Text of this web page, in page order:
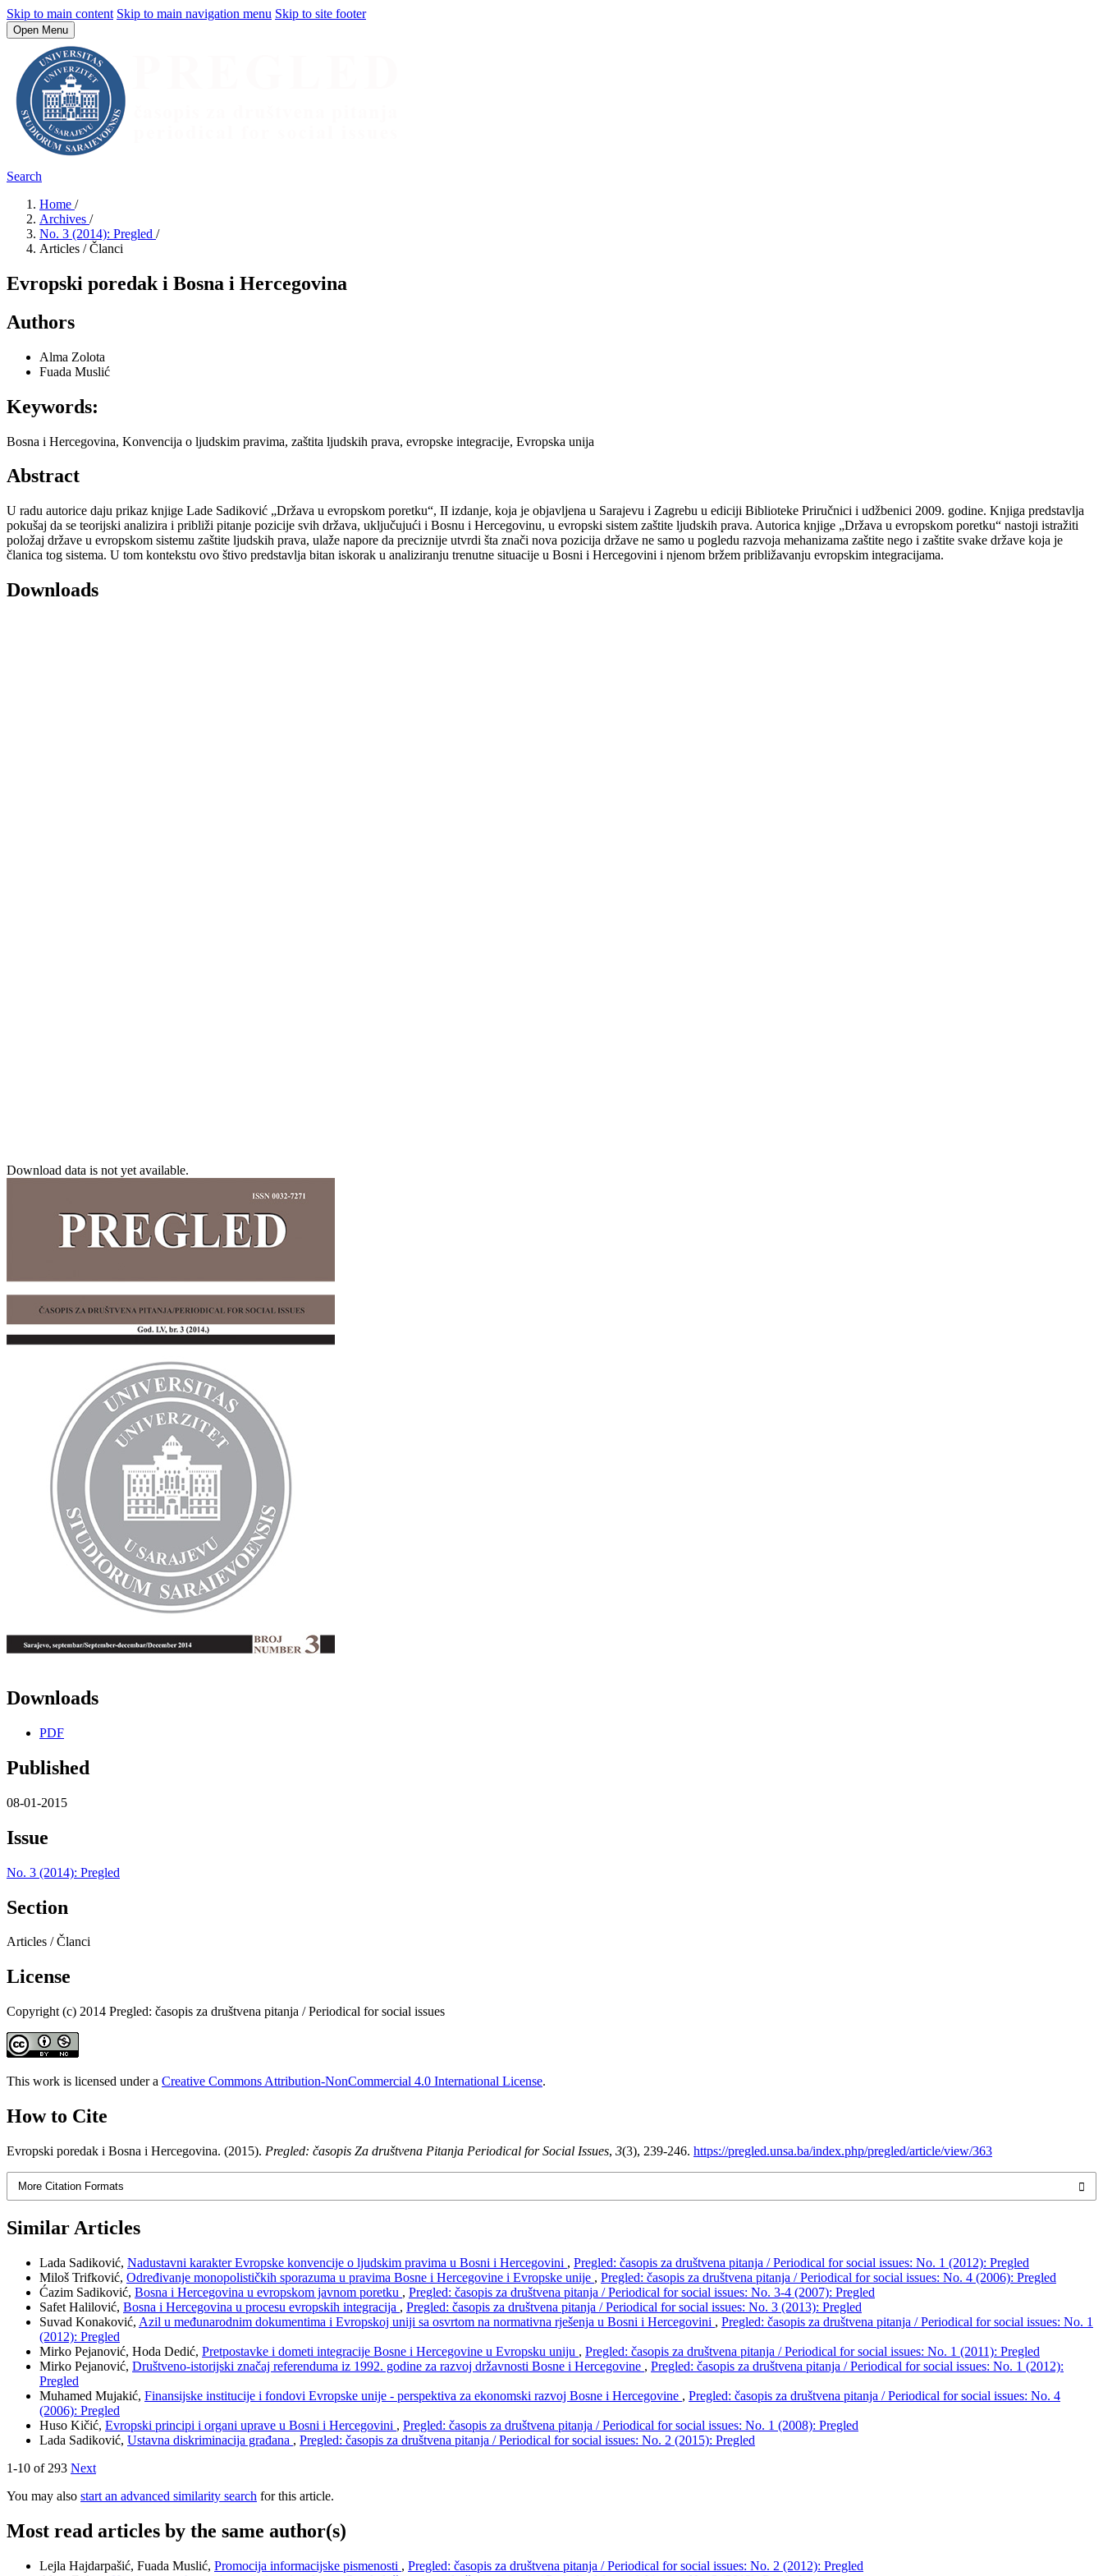
Skip to main content Skip to main navigation menu Skip to site footer
Open Menu
Search
Home /
Archives /
No. 3 (2014): Pregled /
Articles / Članci
Evropski poredak i Bosna i Hercegovina
Authors
Alma Zolota
Fuada Muslić
Keywords:
Bosna i Hercegovina, Konvencija o ljudskim pravima, zaštita ljudskih prava, evropske integracije, Evropska unija
Abstract
U radu autorice daju prikaz knjige Lade Sadiković „Država u evropskom poretku“, II izdanje, koja je objavljena u Sarajevu i Zagrebu u ediciji Biblioteke Priručnici i udžbenici 2009. godine. Knjiga predstavlja
pokušaj da se teorijski analizira i približi pitanje pozicije svih država, uključujući i Bosnu i Hercegovinu, u evropski sistem zaštite ljudskih prava. Autorica knjige „Država u evropskom poretku“ nastoji istražiti
položaj države u evropskom sistemu zaštite ljudskih prava, ulaže napore da preciznije utvrdi šta znači nova pozicija države ne samo u pogledu razvoja mehanizama zaštite nego i zaštite svake države koja je
članica tog sistema. U tom kontekstu ovo štivo predstavlja bitan iskorak u analiziranju trenutne situacije u Bosni i Hercegovini i njenom bržem približavanju evropskim integracijama.
Downloads
Download data is not yet available.
Downloads
PDF
Published
08-01-2015
Issue
No. 3 (2014): Pregled
Section
Articles / Članci
License
Copyright (c) 2014 Pregled: časopis za društvena pitanja / Periodical for social issues
This work is licensed under a Creative Commons Attribution-NonCommercial 4.0 International License.
How to Cite
Evropski poredak i Bosna i Hercegovina. (2015). Pregled: časopis Za društvena Pitanja Periodical for Social Issues, 3(3), 239-246. https://pregled.unsa.ba/index.php/pregled/article/view/363
More Citation Formats
Similar Articles
Lada Sadiković, Nadustavni karakter Evropske konvencije o ljudskim pravima u Bosni i Hercegovini , Pregled: časopis za društvena pitanja / Periodical for social issues: No. 1 (2012): Pregled
Miloš Trifković, Određivanje monopolističkih sporazuma u pravima Bosne i Hercegovine i Evropske unije , Pregled: časopis za društvena pitanja / Periodical for social issues: No. 4 (2006): Pregled
Ćazim Sadiković, Bosna i Hercegovina u evropskom javnom poretku , Pregled: časopis za društvena pitanja / Periodical for social issues: No. 3-4 (2007): Pregled
Safet Halilović, Bosna i Hercegovina u procesu evropskih integracija , Pregled: časopis za društvena pitanja / Periodical for social issues: No. 3 (2013): Pregled
Suvad Konaković, Azil u međunarodnim dokumentima i Evropskoj uniji sa osvrtom na normativna rješenja u Bosni i Hercegovini , Pregled: časopis za društvena pitanja / Periodical for social issues: No. 1
(2012): Pregled
Mirko Pejanović, Hoda Dedić, Pretpostavke i dometi integracije Bosne i Hercegovine u Evropsku uniju , Pregled: časopis za društvena pitanja / Periodical for social issues: No. 1 (2011): Pregled
Mirko Pejanović, Društveno-istorijski značaj referenduma iz 1992. godine za razvoj državnosti Bosne i Hercegovine , Pregled: časopis za društvena pitanja / Periodical for social issues: No. 1 (2012):
Pregled
Muhamed Mujakić, Finansijske institucije i fondovi Evropske unije - perspektiva za ekonomski razvoj Bosne i Hercegovine , Pregled: časopis za društvena pitanja / Periodical for social issues: No. 4
(2006): Pregled
Huso Kičić, Evropski principi i organi uprave u Bosni i Hercegovini , Pregled: časopis za društvena pitanja / Periodical for social issues: No. 1 (2008): Pregled
Lada Sadiković, Ustavna diskriminacija građana , Pregled: časopis za društvena pitanja / Periodical for social issues: No. 2 (2015): Pregled
1-10 of 293 Next
You may also start an advanced similarity search for this article.
Most read articles by the same author(s)
Lejla Hajdarpašić, Fuada Muslić, Promocija informacijske pismenosti , Pregled: časopis za društvena pitanja / Periodical for social issues: No. 2 (2012): Pregled